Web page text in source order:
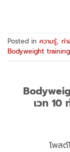
Posted in ความรู้, ท่
Bodyweight training
เวท 10
โพสต์